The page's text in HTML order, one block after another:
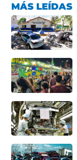
MÁS LEÍDAS